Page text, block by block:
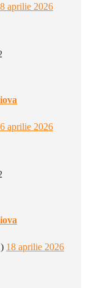
aprilie 2026
aprilie 2026
18 aprilie 2026